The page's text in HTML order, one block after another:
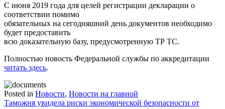
С июня 2019 года для целей регистрации декларации о
соответствии помимо
обязательных на сегодняшний день документов необходимо
будет предоставить
всю доказательную базу, предусмотренную ТР ТС.
Полностью новость Федеральной службы по аккредитации
читать здесь.
Posted in Новости, Новости на главной
Навигация
Таможня увидела риски экономической безопасности от